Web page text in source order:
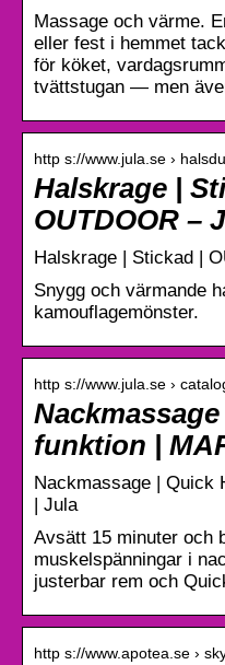
Massage och värme.
eller fest i hemmet
för köket,
tvättstugan — men
http s://www.jula.se ›
Halskrage |
OUTDOOR –
Halskrage | Stickad |
Snygg och värmande
kamouflagemönster.
http s://www.jula.se ›
funktion |
Nackmassage | Quick
| Jula
Avsätt 15 minuter och
muskelspänningar i
justerbar rem och
http s://www.apotea.se ›